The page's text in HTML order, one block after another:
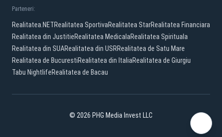
Parteneri:
Realitatea.NETRealitatea SportivaRealitatea StarRealitatea Financiara
Realitatea din JustitieRealitatea MedicalaRealitatea Spirituala
Realitatea din SUARealitatea din USRRealitatea de Satu Mare
Realitatea de BucurestiRealitatea din ItaliaRealitatea de Giurgiu
Tabu NightlifeRealitatea de Bacau
© 2026 PHG Media Invest LLC